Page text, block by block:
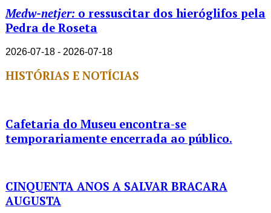
Medw-netjer: o ressuscitar dos hieróglifos pela
Pedra de Roseta
2026-07-18 - 2026-07-18
HISTÓRIAS E NOTÍCIAS
Cafetaria do Museu encontra-se
temporariamente encerrada ao público.
CINQUENTA ANOS A SALVAR BRACARA
AUGUSTA